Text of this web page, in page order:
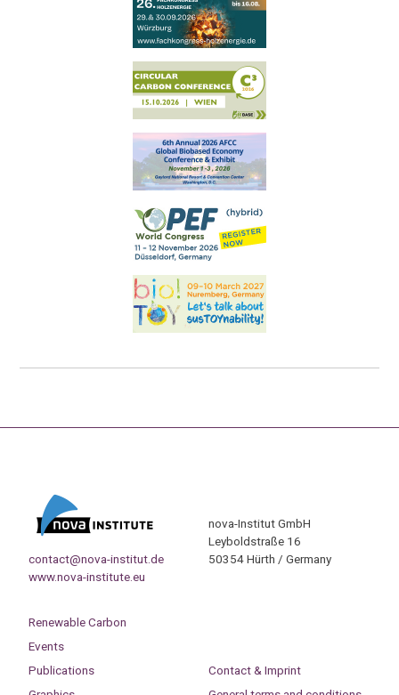
contact@nova-institut.de
www.nova-institute.eu
nova-Institut GmbH
Leyboldstraße 16
50354 Hürth / Germany
Renewable Carbon
Events
Publications
Contact & Imprint